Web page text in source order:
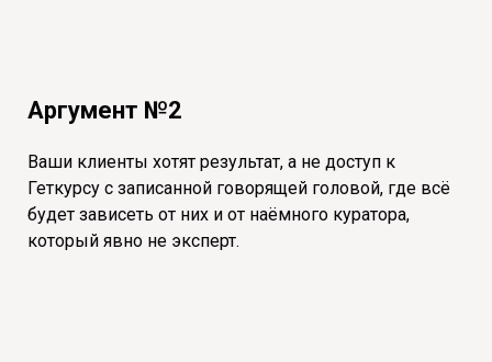
Аргумент №2
Ваши клиенты хотят результат, а не доступ к
Геткурсу с записанной говорящей головой, где всё
будет зависеть от них и от наёмного куратора,
который явно не эксперт.